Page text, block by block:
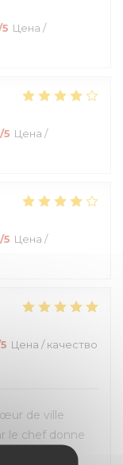
Цена /
/5 Цена /
/5 Цена /
Цена / качество
de ville
le chef donne
arrivent,